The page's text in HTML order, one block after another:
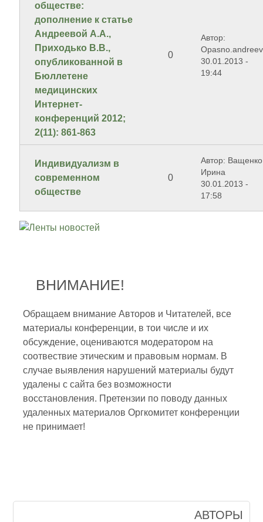
обществе:
дополнение к статье
Андреевой А.А.,
Приходько В.В.,
опубликованной в
Бюллетене
медицинских
Интернет-
конференций 2012;
2(11): 861-863
0
Автор:
30.01.2013 -
19:44
Индивидуализм в
современном
обществе
0
Автор: Ващенко
Ирина
30.01.2013 -
17:58
ВНИМАНИЕ!
Обращаем внимание Авторов и Читателей, все
материалы конференции, в тои числе и их
обсуждение, оцениваются модератором на
соотвествие этическим и правовым нормам. В
случае выявления нарушений материалы будут
удалены с сайта без возможности
восстановления. Претензии по поводу данных
удаленных материалов Оргкомитет конференции
не принимает!
АВТОРЫ